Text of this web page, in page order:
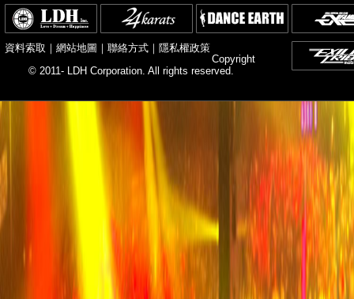
資料索取 ｜ 網站地圖 ｜ 聯絡方式 ｜ 隱私權政策
Copyright
© 2011- LDH Corporation. All rights reserved.